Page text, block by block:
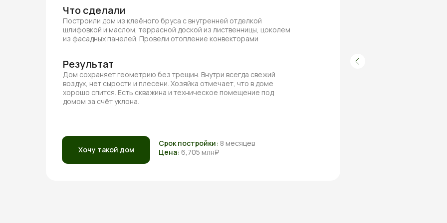
Что сделали
Построили дом из клеёного бруса с внутренней отделкой
шлифовкой и маслом, террасной доской из лиственницы, цоколем
из фасадных панелей. Провели отопление конвекторами
Результат
Дом сохраняет геометрию без трещин. Внутри всегда свежий
воздух, нет сырости и плесени. Хозяйка отмечает, что в доме
хорошо спится. Есть скважина и техническое помещение под
домом за счёт уклона.
Срок постройки: 8 месяцев
Цена: 6,705 млн₽
Хочу такой дом